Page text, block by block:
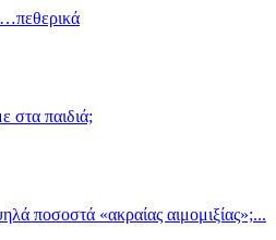
στα παιδιά;
ποσοστά «ακραίας αιμομιξίας»;...